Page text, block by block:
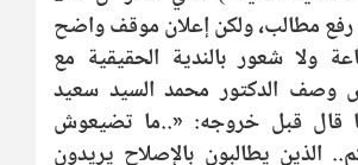
رفع مطالب، ولكن إعلان موقف واضح
ولا شعور بالندية الحقيقية مع
وصف الدكتور محمد السيد سعيد
قال قبل خروجه: «..ما تضيعوش
الذين يطالبون بالإصلاح يريدون